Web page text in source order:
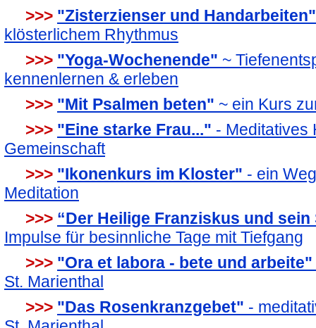
>>> "Zisterzienser und
klösterlichem Rhythmus
>>> "Yoga-Wochenende" ~
kennenlernen & erleben
>>> "Mit Psalmen beten" ~ ein Kurs
>>> "Eine starke Frau..." - Meditatives
Gemeinschaft
>>> "Ikonenkurs im Kloster" - ein
Meditation
>>> “Der Heilige Franziskus und sein
Impulse für besinnliche Tage mit Tiefgang
>>> "Ora et labora - bete und arbeite"
St. Marienthal
>>> "Das Rosenkranzgebet" -